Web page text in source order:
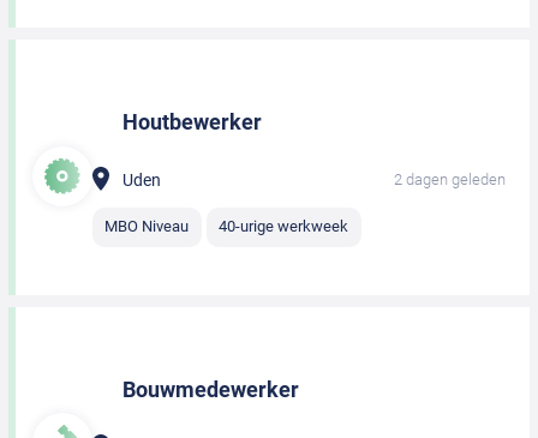
Houtbewerker
Uden 2 dagen geleden
MBO Niveau 40-urige werkweek
Bouwmedewerker